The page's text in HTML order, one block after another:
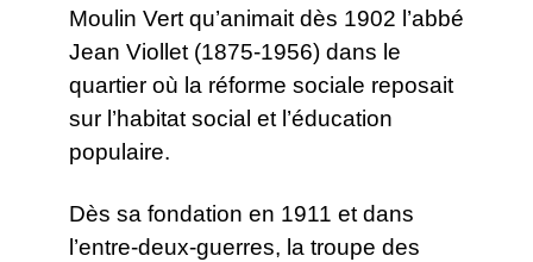
Moulin Vert qu’animait dès 1902 l’abbé
Jean Viollet (1875-1956) dans le
quartier où la réforme sociale reposait
sur l’habitat social et l’éducation
populaire.
Dès sa fondation en 1911 et dans
l’entre-deux-guerres, la troupe des